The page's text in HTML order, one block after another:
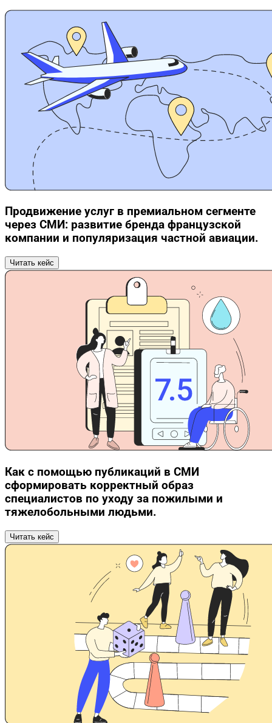
Продвижение услуг в премиальном сегменте
через СМИ: развитие бренда французской
компании и популяризация частной авиации.
Читать кейс
Как с помощью публикаций в СМИ
сформировать корректный образ
специалистов по уходу за пожилыми и
тяжелобольными людьми.
Читать кейс